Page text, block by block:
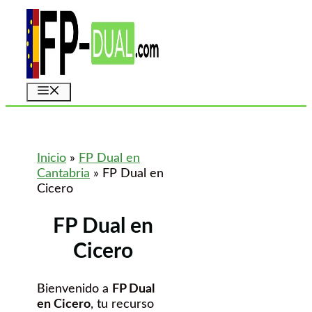
Saltar
contenido
Inicio » FP Dual en
Cantabria » FP Dual en
Cicero
FP Dual en
Cicero
Bienvenido a FP Dual
en Cicero, tu recurso